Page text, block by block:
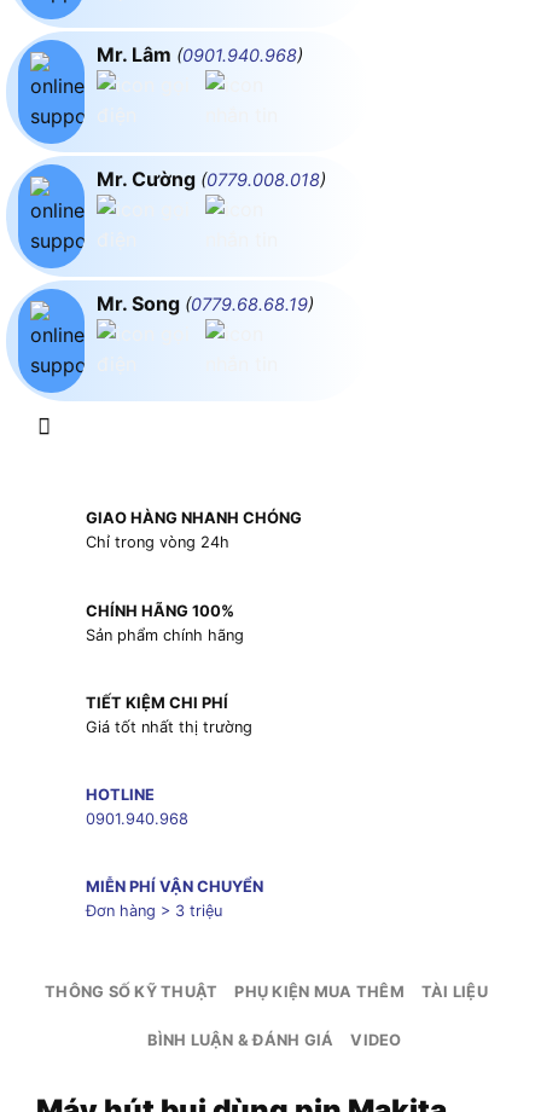
Mr. Lâm (0901.940.968)
Mr. Cường (0779.008.018)
Mr. Song (0779.68.68.19)
GIAO HÀNG NHANH CHÓNG
Chỉ trong vòng 24h
CHÍNH HÃNG 100%
Sản phẩm chính hãng
TIẾT KIỆM CHI PHÍ
Giá tốt nhất thị trường
HOTLINE
0901.940.968
MIỄN PHÍ VẬN CHUYỂN
Đơn hàng > 3 triệu
THÔNG SỐ KỸ THUẬT PHỤ KIỆN MUA THÊM TÀI LIỆU
BÌNH LUẬN & ĐÁNH GIÁ VIDEO